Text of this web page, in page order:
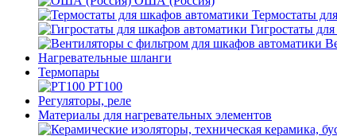
Термостаты
Гигростаты
Нагревательные шланги
Термопары
PT100
Регуляторы, реле
Материалы для нагревательных элементов